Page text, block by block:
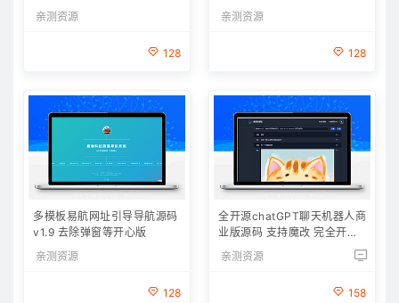
亲测资源
128
亲测资源
128
多模板易航网址引导导航源码
v1.9 去除弹窗等开心版
亲测资源
128
全开源chatGPT聊天机器人商
业版源码 支持魔改 完全开放
源代码
亲测资源
158